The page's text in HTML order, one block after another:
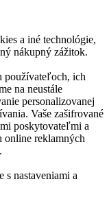
a iné technológie,
nákupný zážitok.
používateľoch, ich
na neustále
personalizovanej
Vaše zašifrované
poskytovateľmi a
online reklamných
s nastaveniami a